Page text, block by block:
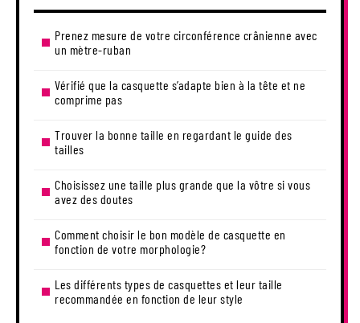
Prenez mesure de votre circonférence crânienne avec
un mètre-ruban
Vérifié que la casquette s’adapte bien à la tête et ne
comprime pas
Trouver la bonne taille en regardant le guide des
tailles
Choisissez une taille plus grande que la vôtre si vous
avez des doutes
Comment choisir le bon modèle de casquette en
fonction de votre morphologie?
Les différents types de casquettes et leur taille
recommandée en fonction de leur style